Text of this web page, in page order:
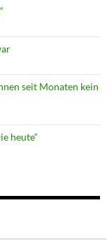
seit Monaten kein
heute“